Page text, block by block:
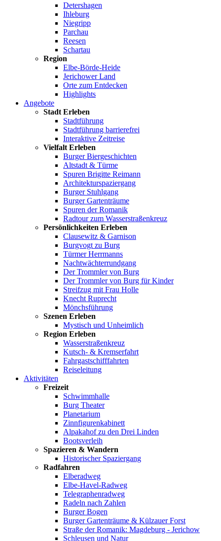
Detershagen
Ihleburg
Niegripp
Parchau
Reesen
Schartau
Region
Elbe-Börde-Heide
Jerichower Land
Orte zum Entdecken
Highlights
Angebote
Stadt Erleben
Stadtführung
Stadtführung barrierefrei
Interaktive Zeitreise
Vielfalt Erleben
Burger Biergeschichten
Altstadt & Türme
Spuren Brigitte Reimann
Architekturspaziergang
Burger Stuhlgang
Burger Gartenträume
Spuren der Romanik
Radtour zum Wasserstraßenkreuz
Persönlichkeiten Erleben
Clausewitz & Garnison
Burgvogt zu Burg
Türmer Herrmanns
Nachtwächterrundgang
Der Trommler von Burg
Der Trommler von Burg für Kinder
Streifzug mit Frau Holle
Knecht Ruprecht
Mönchsführung
Szenen Erleben
Mystisch und Unheimlich
Region Erleben
Wasserstraßenkreuz
Kutsch- & Kremserfahrt
Fahrgastschifffahrten
Reiseleitung
Aktivitäten
Freizeit
Schwimmhalle
Burg Theater
Planetarium
Zinnfigurenkabinett
Alpakahof zu den Drei Linden
Bootsverleih
Spazieren & Wandern
Historischer Spaziergang
Radfahren
Elberadweg
Elbe-Havel-Radweg
Telegraphenradweg
Radeln nach Zahlen
Burger Bogen
Burger Gartenträume & Külzauer Forst
Straße der Romanik: Magdeburg - Jerichow
Schleusen und Natur